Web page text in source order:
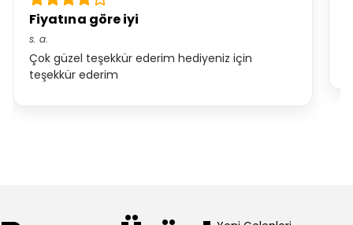
Fiyatına göre iyi
s. a.
Çok güzel teşekkür ederim hediyeniz için
teşekkür ederim